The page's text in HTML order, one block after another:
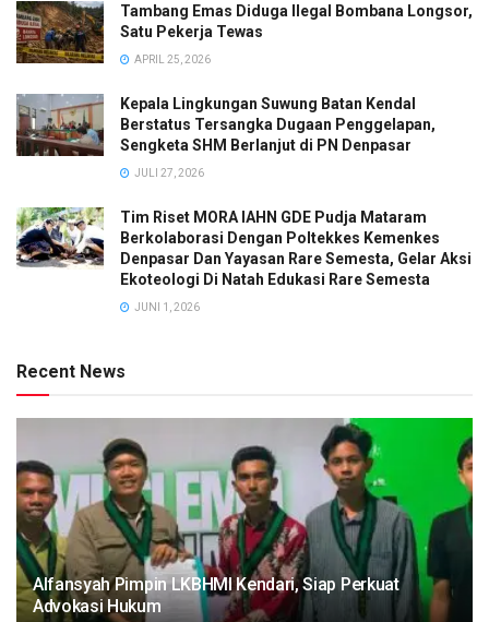
Tambang Emas Diduga Ilegal Bombana Longsor,
Satu Pekerja Tewas
APRIL 25, 2026
Kepala Lingkungan Suwung Batan Kendal
Berstatus Tersangka Dugaan Penggelapan,
Sengketa SHM Berlanjut di PN Denpasar
JULI 27, 2026
Tim Riset MORA IAHN GDE Pudja Mataram
Berkolaborasi Dengan Poltekkes Kemenkes
Denpasar Dan Yayasan Rare Semesta, Gelar Aksi
Ekoteologi Di Natah Edukasi Rare Semesta
JUNI 1, 2026
Recent News
Alfansyah Pimpin LKBHMI Kendari, Siap Perkuat
Advokasi Hukum